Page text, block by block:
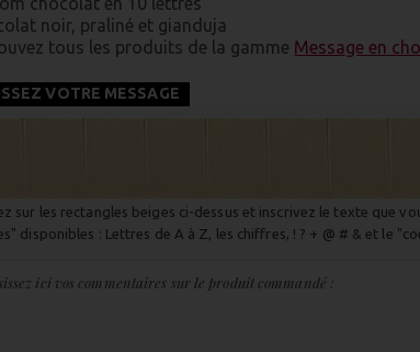
noir, praliné et gianduja
tous les produits de la gamme Message en
VOTRE MESSAGE
sur les rectangles beiges ci-dessus et inscrivez le texte que
disponibles : Lettres de A à Z, les chiffres, ! ? + @ # & et le
ici vos commentaires sur le produit commandé :